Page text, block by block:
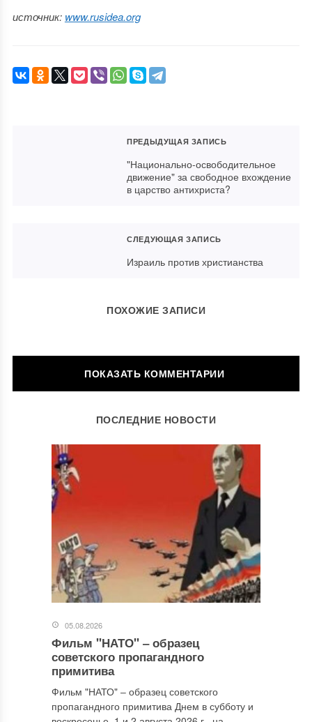
источник: www.rusidea.org
ПРЕДЫДУЩАЯ ЗАПИСЬ
"Национально-освободительное
движение" за свободное вхождение
в царство антихриста?
СЛЕДУЮЩАЯ ЗАПИСЬ
Израиль против христианства
ПОХОЖИЕ ЗАПИСИ
ОСТАВИТЬ КОММЕНТАРИЙ
Ваш адрес email не будет опубликован. Обязательные поля
Комментарий*
ПОСЛЕДНИЕ НОВОСТИ
05.08.2026
Фильм "НАТО" ‒ образец
советского пропагандного
примитива
Фильм "НАТО" ‒ образец советского
пропагандного примитива Днем в субботу и